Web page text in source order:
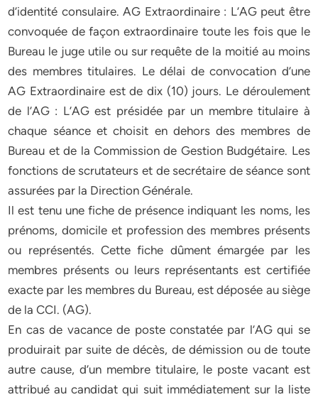
d’identité consulaire. AG Extraordinaire : L’AG peut être
convoquée de façon extraordinaire toute les fois que le
Bureau le juge utile ou sur requête de la moitié au moins
des membres titulaires. Le délai de convocation d’une
AG Extraordinaire est de dix (10) jours. Le déroulement
de l’AG : L’AG est présidée par un membre titulaire à
chaque séance et choisit en dehors des membres de
Bureau et de la Commission de Gestion Budgétaire. Les
fonctions de scrutateurs et de secrétaire de séance sont
assurées par la Direction Générale.
Il est tenu une fiche de présence indiquant les noms, les
prénoms, domicile et profession des membres présents
ou représentés. Cette fiche dûment émargée par les
membres présents ou leurs représentants est certifiée
exacte par les membres du Bureau, est déposée au siège
de la CCI. (AG).
En cas de vacance de poste constatée par l’AG qui se
produirait par suite de décès, de démission ou de toute
autre cause, d’un membre titulaire, le poste vacant est
attribué au candidat qui suit immédiatement sur la liste